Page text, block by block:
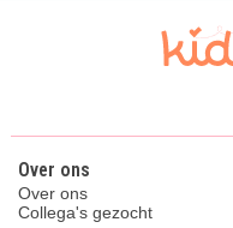
Over ons
Over ons
Collega's gezocht